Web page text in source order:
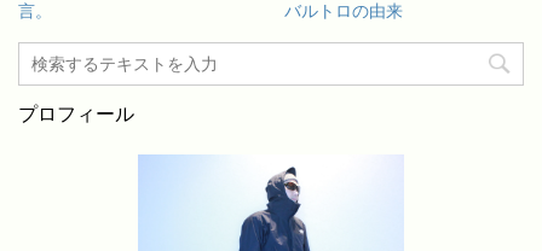
言。
バルトロの由来
プロフィール